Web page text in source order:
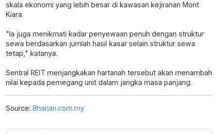
skala ekonomi yang lebih besar di kawasan kejiranan Mont
Kiara.
"Ia juga menikmati kadar penyewaan penuh dengan struktur
sewa berdasarkan jumlah hasil kasar selain struktur sewa
tetap," katanya.
Sentral REIT menjangkakan hartanah tersebut akan menambah
nilai kepada pemegang unit dalam jangka masa panjang.
Source: Bharian.com.my